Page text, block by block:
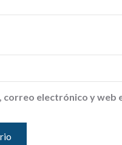
correo electrónico y web